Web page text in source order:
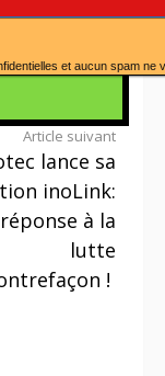
et aucun spam ne
Article suivant
lance sa
inoLink:
à la
lutte
!